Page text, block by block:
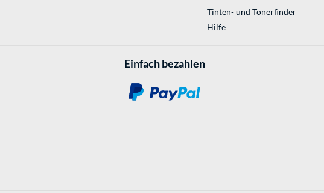
Tinten- und Tonerfinder
Hilfe
Einfach bezahlen